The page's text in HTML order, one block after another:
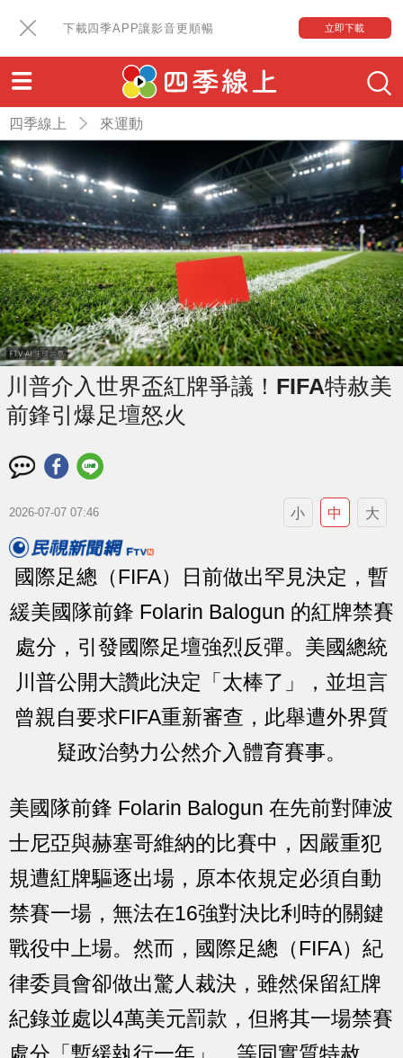
下載四季APP讓影音更順暢 立即下載
四季線上 來運動
川普介入世界盃紅牌爭議！FIFA特赦美
前鋒引爆足壇怒火
2026-07-07 07:46 小 中 大
國際足總（FIFA）日前做出罕見決定，暫
緩美國隊前鋒 Folarin Balogun 的紅牌禁賽
處分，引發國際足壇強烈反彈。美國總統
川普公開大讚此決定「太棒了」，並坦言
曾親自要求FIFA重新審查，此舉遭外界質
疑政治勢力公然介入體育賽事。
美國隊前鋒 Folarin Balogun 在先前對陣波
士尼亞與赫塞哥維納的比賽中，因嚴重犯
規遭紅牌驅逐出場，原本依規定必須自動
禁賽一場，無法在16強對決比利時的關鍵
戰役中上場。然而，國際足總（FIFA）紀
律委員會卻做出驚人裁決，雖然保留紅牌
紀錄並處以4萬美元罰款，但將其一場禁賽
處分「暫緩執行一年」，等同實質特赦，